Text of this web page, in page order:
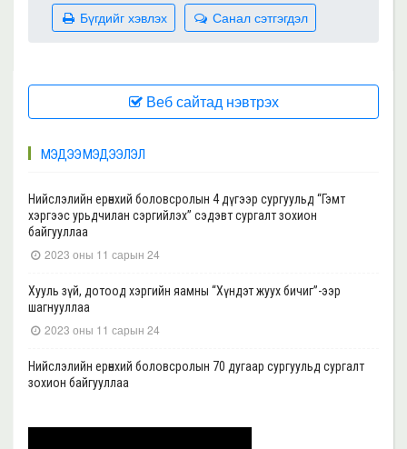
Санал сэтгэгдэл
Бүгдийг хэвлэх
Веб сайтад нэвтрэх
МЭДЭЭ МЭДЭЭЛЭЛ
Нийслэлийн ерөнхий боловсролын 4 дүгээр сургуульд “Гэмт
хэргээс урьдчилан сэргийлэх” сэдэвт сургалт зохион
байгууллаа
2023 оны 11 сарын 24
Хууль зүй, дотоод хэргийн яамны “Хүндэт жуух бичиг”-ээр
шагнууллаа
2023 оны 11 сарын 24
Нийслэлийн ерөнхий боловсролын 70 дугаар сургуульд сургалт
зохион байгууллаа